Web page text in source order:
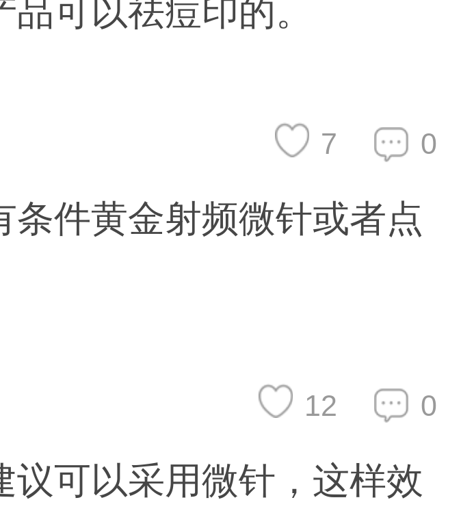
可以祛痘印的。
0
7
条件黄金射频微针或者点
0
12
议可以采用微针，这样效